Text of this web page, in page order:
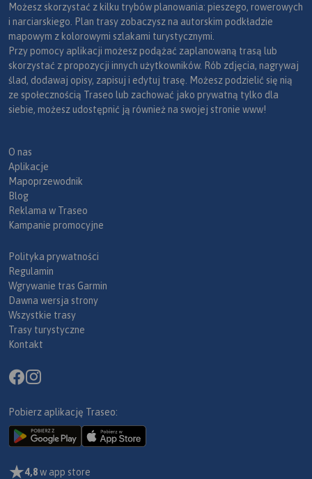
Możesz skorzystać z kilku trybów planowania: pieszego, rowerowych
i narciarskiego. Plan trasy zobaczysz na autorskim podkładzie
mapowym z kolorowymi szlakami turystycznymi.
Przy pomocy aplikacji możesz podążać zaplanowaną trasą lub
skorzystać z propozycji innych użytkowników. Rób zdjęcia, nagrywaj
ślad, dodawaj opisy, zapisuj i edytuj trasę. Możesz podzielić się nią
ze społecznością Traseo lub zachować jako prywatną tylko dla
siebie, możesz udostępnić ją również na swojej stronie www!
O nas
Aplikacje
Mapoprzewodnik
Blog
Reklama w Traseo
Kampanie promocyjne
Polityka prywatności
Regulamin
Wgrywanie tras Garmin
Dawna wersja strony
Wszystkie trasy
Trasy turystyczne
Kontakt
Pobierz aplikację Traseo:
4,8w app store